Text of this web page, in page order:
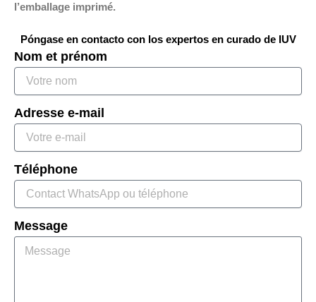
l’emballage imprimé.
Póngase en contacto con los expertos en curado de IUV
Nom et prénom
Adresse e-mail
Téléphone
Message